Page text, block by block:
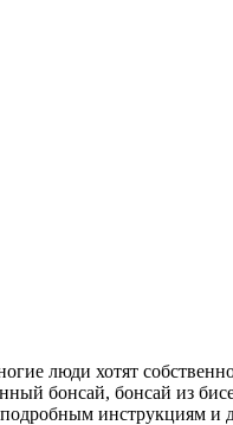
люди хотят
бонсай, бонсай из
подробным